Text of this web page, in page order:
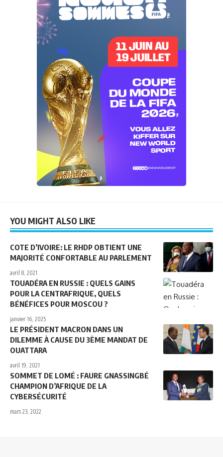
YOU MIGHT ALSO LIKE
COTE D’IVOIRE: LE RHDP OBTIENT UNE
MAJORITÉ CONFORTABLE AU PARLEMENT
avril 8, 2021
TOUADÉRA EN RUSSIE : QUELS GAINS
POUR LA CENTRAFRIQUE, QUELS
BÉNÉFICES POUR MOSCOU ?
janvier 16, 2025
LE PRÉSIDENT MACRON DANS UN
DILEMME À CAUSE DU 3ÈME MANDAT DE
OUATTARA
avril 19, 2021
SOMMET DE LOMÉ : FAURE GNASSINGBÉ
CHAMPION D’AFRIQUE DE LA
CYBERSÉCURITÉ
mars 23, 2022